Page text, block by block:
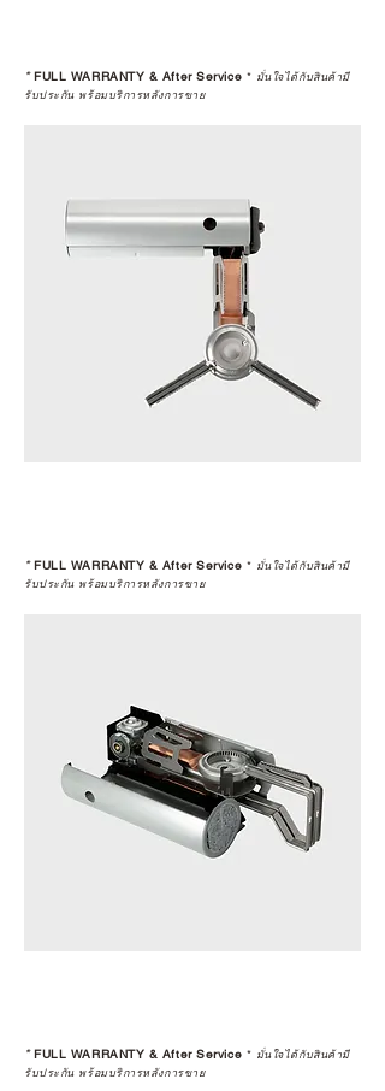
*FULL WARRANTY & After Service * มั่นใจได้กับสินค้ามี
รับประกัน พร้อมบริการหลังการขาย
*FULL WARRANTY & After Service * มั่นใจได้กับสินค้ามี
รับประกัน พร้อมบริการหลังการขาย
*FULL WARRANTY & After Service * มั่นใจได้กับสินค้ามี
รับประกัน พร้อมบริการหลังการขาย